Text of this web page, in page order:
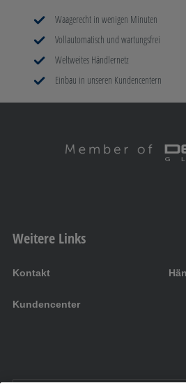
Waagerecht in wenigen Minuten
Vollautomatisch und wartungsfrei
Weltweites Händlernetz
Einbau in unseren Kundencentern
Weitere Links
Kontakt
Kundencenter